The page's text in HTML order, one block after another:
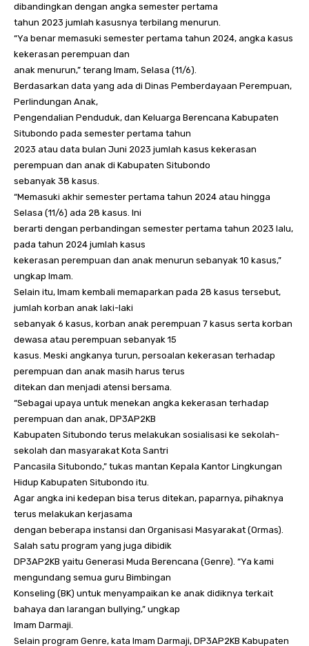
dibandingkan dengan angka semester pertama
tahun 2023 jumlah kasusnya terbilang menurun.
“Ya benar memasuki semester pertama tahun 2024, angka kasus
kekerasan perempuan dan
anak menurun,” terang Imam, Selasa (11/6).
Berdasarkan data yang ada di Dinas Pemberdayaan Perempuan,
Perlindungan Anak,
Pengendalian Penduduk, dan Keluarga Berencana Kabupaten
Situbondo pada semester pertama tahun
2023 atau data bulan Juni 2023 jumlah kasus kekerasan
perempuan dan anak di Kabupaten Situbondo
sebanyak 38 kasus.
“Memasuki akhir semester pertama tahun 2024 atau hingga
Selasa (11/6) ada 28 kasus. Ini
berarti dengan perbandingan semester pertama tahun 2023 lalu,
pada tahun 2024 jumlah kasus
kekerasan perempuan dan anak menurun sebanyak 10 kasus,”
ungkap Imam.
Selain itu, Imam kembali memaparkan pada 28 kasus tersebut,
jumlah korban anak laki-laki
sebanyak 6 kasus, korban anak perempuan 7 kasus serta korban
dewasa atau perempuan sebanyak 15
kasus. Meski angkanya turun, persoalan kekerasan terhadap
perempuan dan anak masih harus terus
ditekan dan menjadi atensi bersama.
“Sebagai upaya untuk menekan angka kekerasan terhadap
perempuan dan anak, DP3AP2KB
Kabupaten Situbondo terus melakukan sosialisasi ke sekolah-
sekolah dan masyarakat Kota Santri
Pancasila Situbondo,” tukas mantan Kepala Kantor Lingkungan
Hidup Kabupaten Situbondo itu.
Agar angka ini kedepan bisa terus ditekan, paparnya, pihaknya
terus melakukan kerjasama
dengan beberapa instansi dan Organisasi Masyarakat (Ormas).
Salah satu program yang juga dibidik
DP3AP2KB yaitu Generasi Muda Berencana (Genre). “Ya kami
mengundang semua guru Bimbingan
Konseling (BK) untuk menyampaikan ke anak didiknya terkait
bahaya dan larangan bullying,” ungkap
Imam Darmaji.
Selain program Genre, kata Imam Darmaji, DP3AP2KB Kabupaten